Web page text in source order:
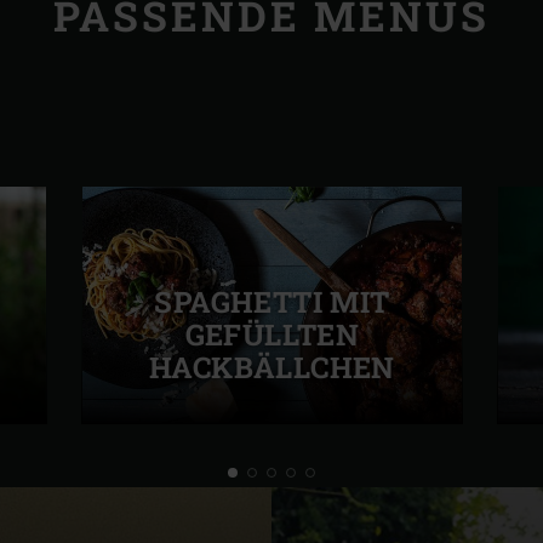
PASSENDE MENÜS
SPAGHETTI MIT
GEFÜLLTEN
HACKBÄLLCHEN